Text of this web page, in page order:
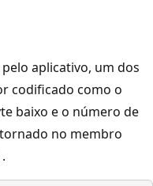
aplicativo, um dos
codificado como o
baixo e o número de
no membro
.